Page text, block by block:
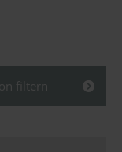
filtern